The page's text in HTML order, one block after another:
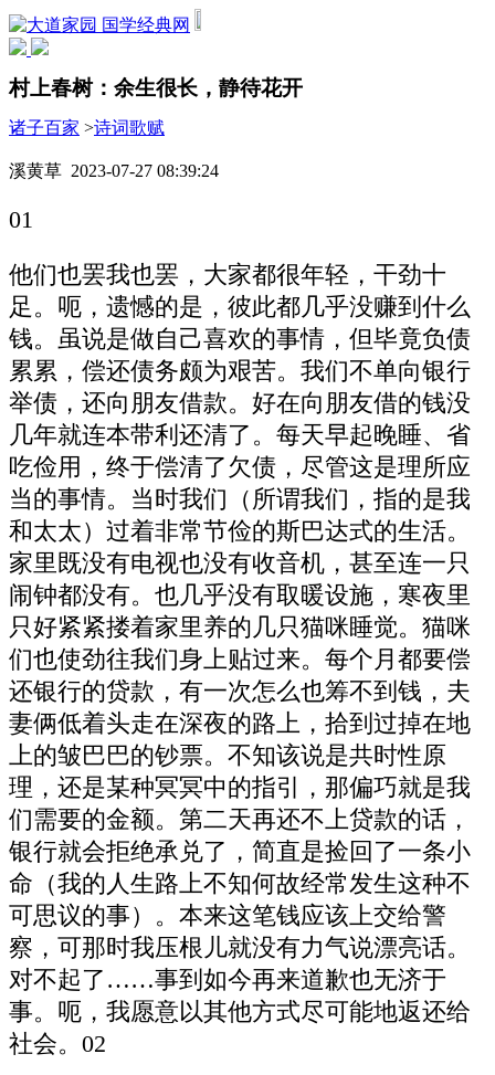
国学经典网
村上春树：余生很长，静待花开
诸子百家 >诗词歌赋
溪黄草 2023-07-27 08:39:24
01
他们也罢我也罢，大家都很年轻，干劲十
足。呃，遗憾的是，彼此都几乎没赚到什么
钱。虽说是做自己喜欢的事情，但毕竟负债
累累，偿还债务颇为艰苦。我们不单向银行
举债，还向朋友借款。好在向朋友借的钱没
几年就连本带利还清了。每天早起晚睡、省
吃俭用，终于偿清了欠债，尽管这是理所应
当的事情。当时我们（所谓我们，指的是我
和太太）过着非常节俭的斯巴达式的生活。
家里既没有电视也没有收音机，甚至连一只
闹钟都没有。也几乎没有取暖设施，寒夜里
只好紧紧搂着家里养的几只猫咪睡觉。猫咪
们也使劲往我们身上贴过来。每个月都要偿
还银行的贷款，有一次怎么也筹不到钱，夫
妻俩低着头走在深夜的路上，拾到过掉在地
上的皱巴巴的钞票。不知该说是共时性原
理，还是某种冥冥中的指引，那偏巧就是我
们需要的金额。第二天再还不上贷款的话，
银行就会拒绝承兑了，简直是捡回了一条小
命（我的人生路上不知何故经常发生这种不
可思议的事）。本来这笔钱应该上交给警
察，可那时我压根儿就没有力气说漂亮话。
对不起了……事到如今再来道歉也无济于
事。呃，我愿意以其他方式尽可能地返还给
社会。02